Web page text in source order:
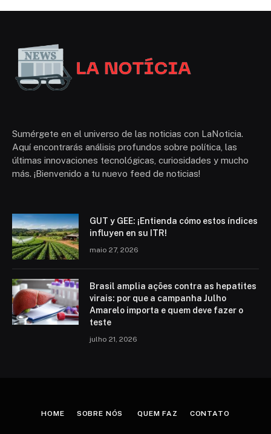
Sumérgete en el universo de las noticias con LaNoticia.
Aquí encontrarás análisis profundos sobre política, las
últimas innovaciones tecnológicas, curiosidades y mucho
más. ¡Bienvenido a tu nuevo feed de noticias!
GUT y GEE: ¡Entienda cómo estos índices
influyen en su ITR!
maio 27, 2026
Brasil amplia ações contra as hepatites
virais: por que a campanha Julho
Amarelo importa e quem deve fazer o
teste
julho 21, 2026
HOME SOBRE NÓS QUEM FAZ CONTATO